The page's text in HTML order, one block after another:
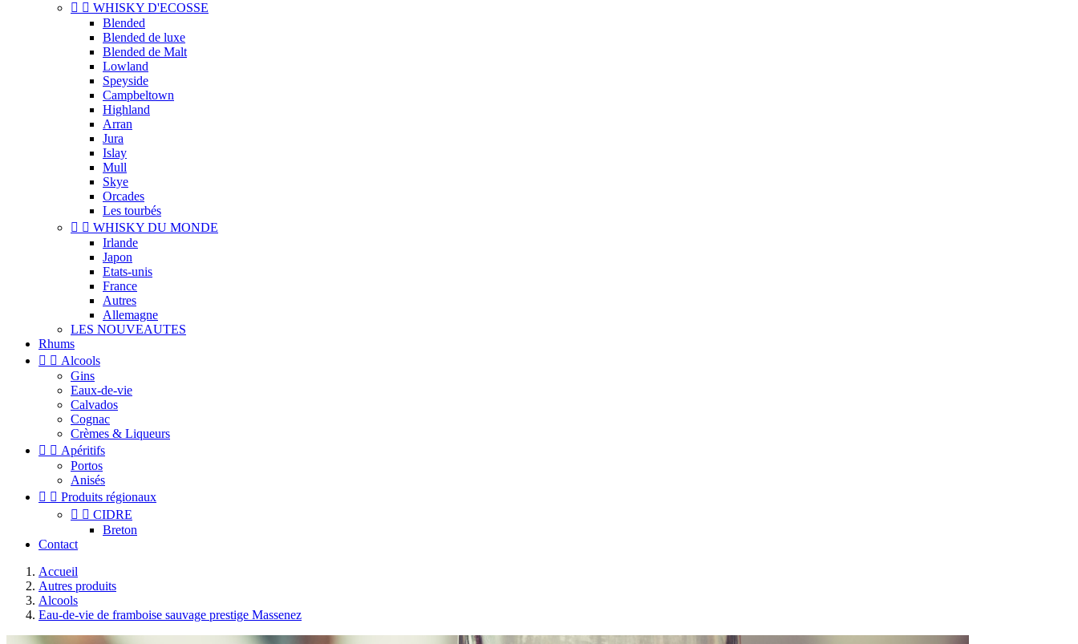
  WHISKY D'ECOSSE
Blended
Blended de luxe
Blended de Malt
Lowland
Speyside
Campbeltown
Highland
Arran
Jura
Islay
Mull
Skye
Orcades
Les tourbés
  WHISKY DU MONDE
Irlande
Japon
Etats-unis
France
Autres
Allemagne
LES NOUVEAUTES
Rhums
  Alcools
Gins
Eaux-de-vie
Calvados
Cognac
Crèmes & Liqueurs
  Apéritifs
Portos
Anisés
  Produits régionaux
  CIDRE
Breton
Contact
Accueil
Autres produits
Alcools
Eau-de-vie de framboise sauvage prestige Massenez